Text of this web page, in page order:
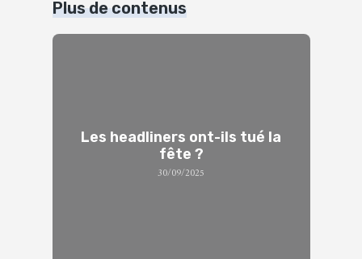
Plus de contenus
Les headliners ont-ils tué la
fête ?
30/09/2025